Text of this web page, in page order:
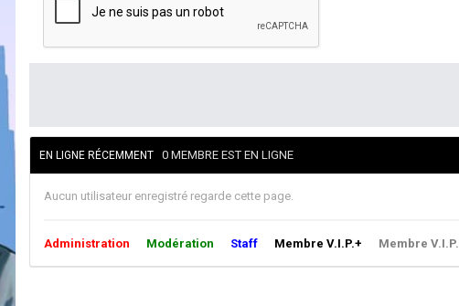
EN LIGNE RÉCEMMENT 0 MEMBRE EST EN LIGNE
Aucun utilisateur enregistré regarde cette page.
Administration Modération Staff Membre V.I.P.+ Membre V.I.P.